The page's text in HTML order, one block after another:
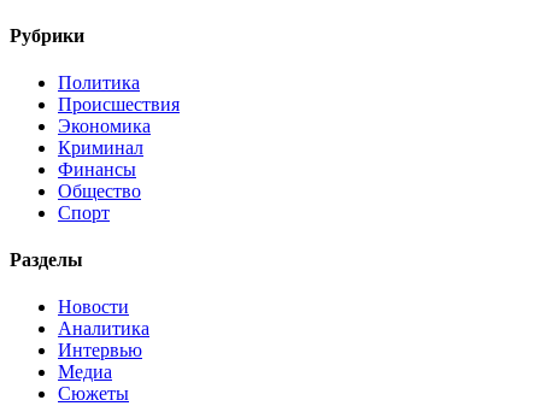
Рубрики
Политика
Происшествия
Экономика
Криминал
Финансы
Общество
Спорт
Разделы
Новости
Аналитика
Интервью
Медиа
Сюжеты